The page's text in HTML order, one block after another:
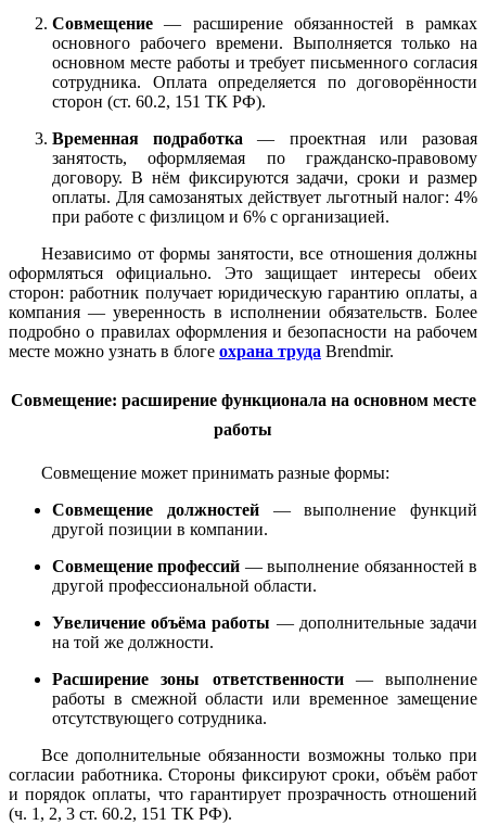
Совмещение — расширение обязанностей в рамках
основного рабочего времени. Выполняется только на
основном месте работы и требует письменного согласия
сотрудника. Оплата определяется по договорённости
сторон (ст. 60.2, 151 ТК РФ).
Временная подработка — проектная или разовая
занятость, оформляемая по гражданско-правовому
договору. В нём фиксируются задачи, сроки и размер
оплаты. Для самозанятых действует льготный налог: 4%
при работе с физлицом и 6% с организацией.
Независимо от формы занятости, все отношения должны
оформляться официально. Это защищает интересы обеих
сторон: работник получает юридическую гарантию оплаты, а
компания — уверенность в исполнении обязательств. Более
подробно о правилах оформления и безопасности на рабочем
месте можно узнать в блоге охрана труда Brendmir.
Совмещение: расширение функционала на основном месте
работы
Совмещение может принимать разные формы:
Совмещение должностей— выполнение функций
другой позиции в компании.
Совмещение профессий — выполнение обязанностей в
другой профессиональной области.
Увеличение объёма работы — дополнительные задачи
на той же должности.
Расширение зоны ответственности— выполнение
работы в смежной области или временное замещение
отсутствующего сотрудника.
Все дополнительные обязанности возможны только при
согласии работника. Стороны фиксируют сроки, объём работ
и порядок оплаты, что гарантирует прозрачность отношений
(ч. 1, 2, 3 ст. 60.2, 151 ТК РФ).